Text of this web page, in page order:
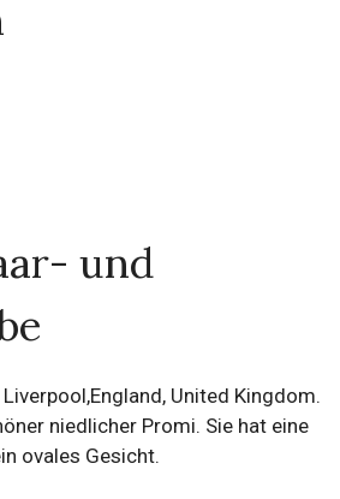
und
United Kingdom.
niedlicher Promi. Sie hat eine
ovales Gesicht.